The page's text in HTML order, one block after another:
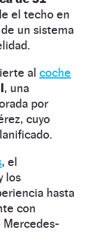
el techo en
un sistema
al coche
, una
por
cuyo
, el
los
hasta
con
Mercedes-